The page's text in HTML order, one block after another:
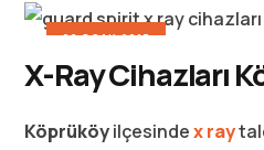
22 OCAK 2017
X-Ray Cihazları
Köprüköyilçesindex ray